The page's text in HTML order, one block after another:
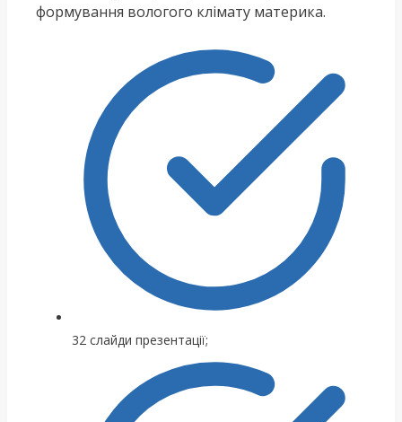
формування вологого клімату материка.
32 слайди презентації;